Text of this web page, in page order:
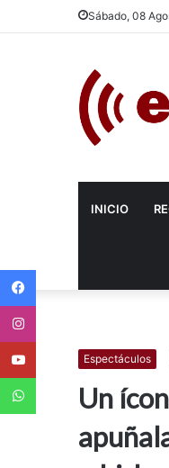
Sábado, 08
INICIO
Espectáculos
Un